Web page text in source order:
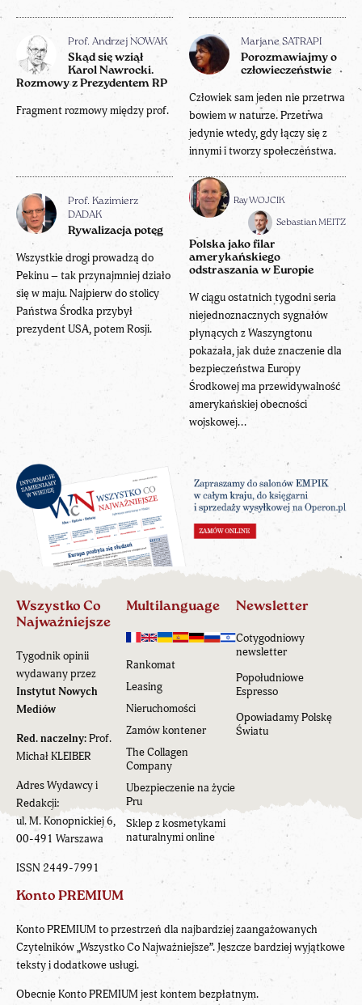
Prof. Andrzej NOWAK
Skąd się wziął
Karol Nawrocki.
Rozmowy z Prezydentem RP
Fragment rozmowy między prof.
Marjane SATRAPI
Porozmawiajmy o
człowieczeństwie
Człowiek sam jeden nie przetrwa
bowiem w naturze. Przetrwa
jedynie wtedy, gdy łączy się z
innymi i tworzy społeczeństwa.
Prof. Kazimierz
DADAK
Rywalizacja potęg
Wszystkie drogi prowadzą do
Pekinu – tak przynajmniej działo
się w maju. Najpierw do stolicy
Państwa Środka przybył
prezydent USA, potem Rosji.
Ray WOJCIK
Sebastian MEITZ
Polska jako filar
amerykańskiego
odstraszania w Europie
W ciągu ostatnich tygodni seria
niejednoznacznych sygnałów
płynących z Waszyngtonu
pokazała, jak duże znaczenie dla
bezpieczeństwa Europy
Środkowej ma przewidywalność
amerykańskiej obecności
wojskowej...
Wszystko Co
Najważniejsze
Tygodnik opinii
wydawany przez
Instytut Nowych
Mediów
Red. naczelny:Prof.
Michał KLEIBER
Adres Wydawcy i
Redakcji:
ul. M. Konopnickiej 6,
00-491 Warszawa
ISSN 2449-7991
Multilanguage
Rankomat
Leasing
Nieruchomości
Zamów kontener
The Collagen
Company
Ubezpieczenie na życie
Pru
Sklep z kosmetykami
naturalnymi online
Newsletter
Cotygodniowy
newsletter
Popołudniowe
Espresso
Opowiadamy Polskę
Światu
Konto PREMIUM
Konto PREMIUM to przestrzeń dla najbardziej zaangażowanych
Czytelników „Wszystko Co Najważniejsze”. Jeszcze bardziej wyjątkowe
teksty i dodatkowe usługi.
Obecnie Konto PREMIUM jest kontem bezpłatnym.